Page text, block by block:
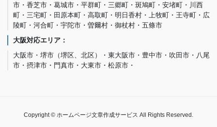
市・香芝市・葛城市・平群町・三郷町・斑鳩町・安堵町・川西
町・三宅町・田原本町・高取町・明日香村・上牧町・王寺町・広
陵町・河合町・宇陀市・曽爾村・御杖村・五條市
大阪対応エリア：
大阪市・堺市（堺区、北区）・東大阪市・豊中市・吹田市・八尾
市・摂津市・門真市・大東市・松原市・
Copyright © ホームページ文章作成サービス All Rights Reserved.